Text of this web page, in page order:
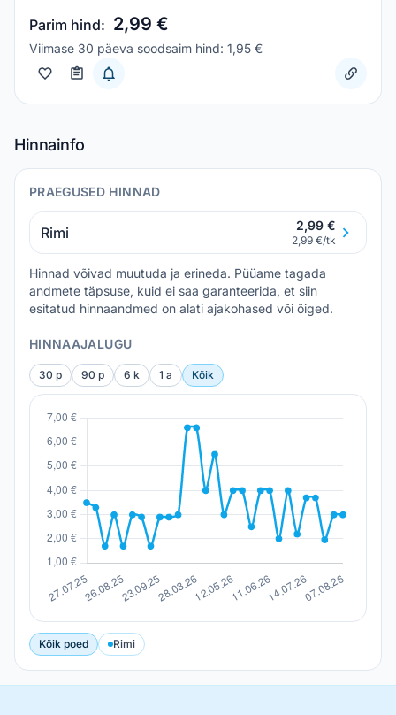
Parim hind: 2,99 €
Viimase 30 päeva soodsaim hind: 1,95 €
Hinnainfo
PRAEGUSED HINNAD
Rimi 2,99 €
2,99 €/tk
Hinnad võivad muutuda ja erineda. Püüame tagada
andmete täpsuse, kuid ei saa garanteerida, et siin
esitatud hinnaandmed on alati ajakohased või õiged.
HINNAAJALUGU
30 p 90 p 6 k 1 a Kõik
Kõik poed Rimi